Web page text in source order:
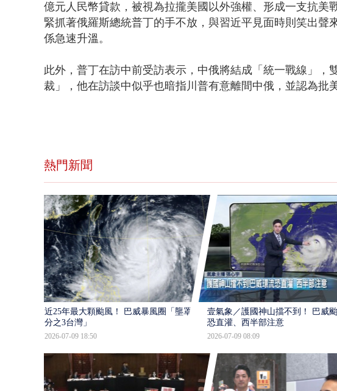
億元人民幣貸款，被視為拉攏美國以外強權、形成一支抗美
緊抓著俄羅斯總統普丁的手不放，與習近平見面時則笑出聲
係急速升溫。
此外，普丁在訪中前受訪表示，中俄將結成「統一戰線」，
裁」，他在訪談中似乎也暗指川普有意離間中俄，並認為批
熱門新聞
近25年最大顆颱風！ 巴威暴風圈「壟罩4
分之3台灣」
2026-07-09 18:50
壹氣象／護國神山擋不到！ 巴威颱
恐直灌、西半部注意
2026-07-09 08:09